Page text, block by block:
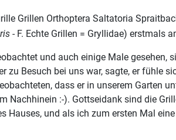
- F. Echte Grillen = Gryllidae) erstmals
und auch einige Male gesehen,
zu Besuch bei uns war, sagte, er fühle
dass er in unserem Garten
Nachhinein :-). Gottseidank sind die
Hauses, und als ich zum ersten Mal